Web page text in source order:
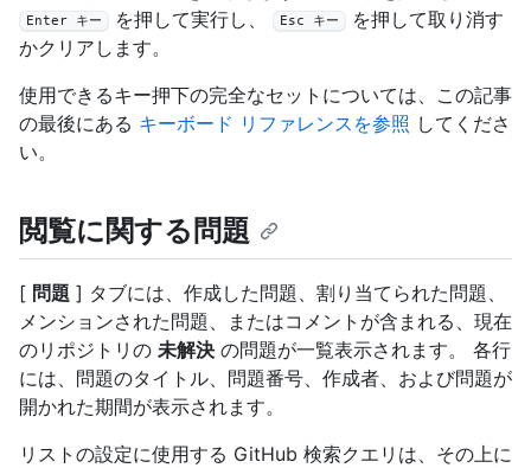
Enter キー を押して実行し、 Esc キー
を押して取り消す
かクリアします。
使用できるキー押下の完全なセットについては、この記事
の最後にある キーボード リファレンスを参照 してくださ
い。
閲覧に関する問題
[ 問題 ] タブには、作成した問題、割り当てられた問題、
メンションされた問題、またはコメントが含まれる、現在
のリポジトリの 未解決 の問題が一覧表示されます。 各行
には、問題のタイトル、問題番号、作成者、および問題が
開かれた期間が表示されます。
リストの設定に使用する GitHub 検索クエリは、その上に